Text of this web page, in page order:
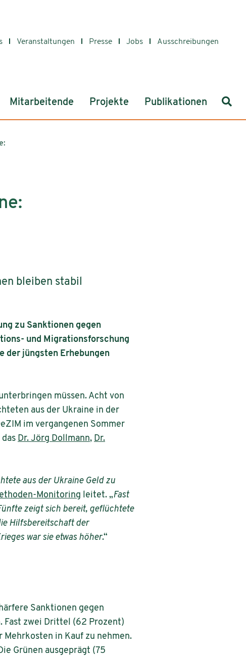
Veranstaltungen Presse Jobs Ausschreibungen
Mitarbeitende Projekte Publikationen
bleiben stabil
zu Sanktionen gegen
und Migrationsforschung
der jüngsten Erhebungen
müssen. Acht von
aus der Ukraine in der
im vergangenen Sommer
das Dr. Jörg Dollmann, Dr.
aus der Ukraine Geld zu
Monitoring leitet. „Fast
zeigt sich bereit, geflüchtete
Hilfsbereitschaft der
war sie etwas höher.“
Sanktionen gegen
Fast zwei Drittel (62 Prozent)
in Kauf zu nehmen.
Grünen ausgeprägt (75